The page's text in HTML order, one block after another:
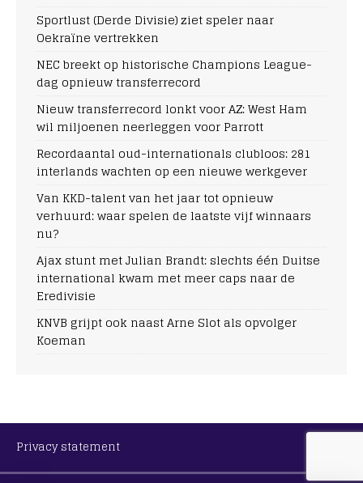
Sportlust (Derde Divisie) ziet speler naar
Oekraïne vertrekken
NEC breekt op historische Champions League-
dag opnieuw transferrecord
Nieuw transferrecord lonkt voor AZ: West Ham
wil miljoenen neerleggen voor Parrott
Recordaantal oud-internationals clubloos: 281
interlands wachten op een nieuwe werkgever
Van KKD-talent van het jaar tot opnieuw
verhuurd: waar spelen de laatste vijf winnaars
nu?
Ajax stunt met Julian Brandt: slechts één Duitse
international kwam met meer caps naar de
Eredivisie
KNVB grijpt ook naast Arne Slot als opvolger
Koeman
Privacy statement